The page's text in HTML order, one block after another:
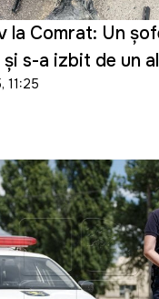
la Comrat: Un
s-a izbit de un
11:25